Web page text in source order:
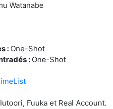
Watanabe
: One-Shot
: One-Shot
Fuuka et Real Account.